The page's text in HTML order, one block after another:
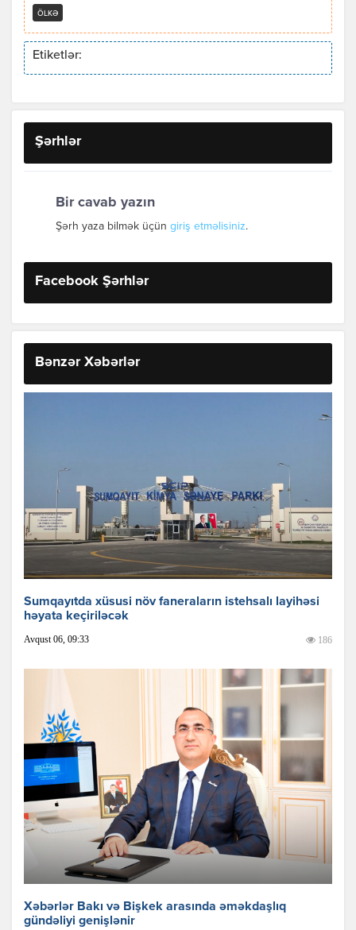
ÖLKƏ
Etiketlər:
Şərhlər
Bir cavab yazın
Şərh yaza bilmək üçün giriş etməlisiniz.
Facebook Şərhlər
Bənzər Xəbərlər
Sumqayıtda xüsusi növ faneraların istehsalı layihəsi
həyata keçiriləcək
Avqust 06, 09:33 186
Xəbərlər Bakı və Bişkek arasında əməkdaşlıq
gündəliyi genişlənir